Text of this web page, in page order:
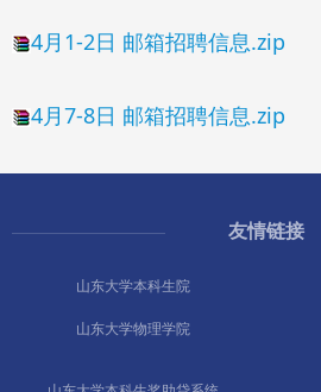
4月1-2日 邮箱招聘信息.zip
4月7-8日 邮箱招聘信息.zip
友情链接
山东大学本科生院
山东大学物理学院